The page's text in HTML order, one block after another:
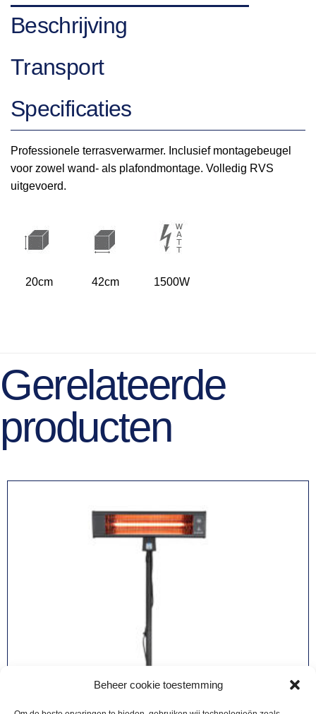
Beheer cookie toestemming
Beschrijving
Transport
Specificaties
Professionele terrasverwarmer. Inclusief montagebeugel
voor zowel wand- als plafondmontage. Volledig RVS
uitgevoerd.
20cm 42cm 1500W
Gerelateerde
producten